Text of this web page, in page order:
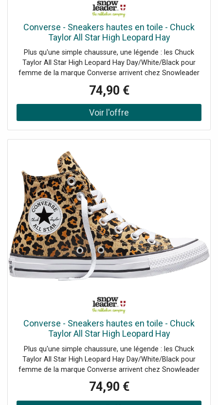
Converse - Sneakers hautes en toile - Chuck
Taylor All Star High Leopard Hay
Day/White/Black pour Femme - Taille 39.5 -
Orange
Plus qu'une simple chaussure, une légende : les Chuck
Taylor All Star High Leopard Hay Day/White/Black pour
femme de la marque Converse arrivent chez Snowleader
un style décontracté et authentique. Des terrains de
basket aux rues du monde entier, elles ont traversé les
époques sans jamais prendre une ride. Indémodables et
Leur toile légère et leur semelle souple vous offrent un
confort optimal tout au long de la journée. Du look casual
au style plus affirmé, elles s'adapteront à toutes vos
74,90 €
Converse - Sneakers hautes en toile - Chuck
Taylor All Star High Leopard Hay
Day/White/Black pour Femme - Taille 37 -
Orange
Plus qu'une simple chaussure, une légende : les Chuck
Taylor All Star High Leopard Hay Day/White/Black pour
femme de la marque Converse arrivent chez Snowleader
!Depuis des générations, ces chaussures en toile incarnent
un style décontracté et authentique. Des terrains de
basket aux rues du monde entier, elles ont traversé les
74,90 €